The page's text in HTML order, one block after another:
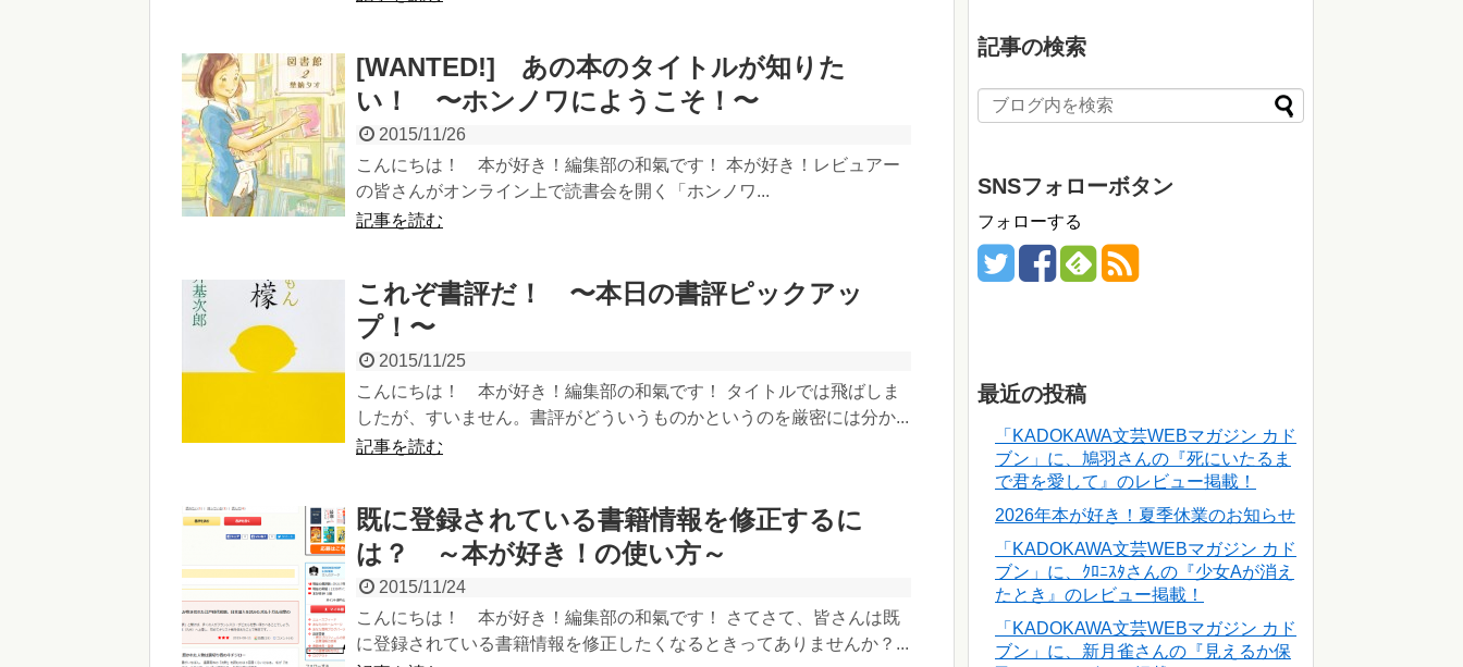
[WANTED!] あの本のタイトルが知りた
い！ 〜ホンノワにようこそ！〜
2015/11/26
こんにちは！ 本が好き！編集部の和氣です！ 本が好き！レビュアー
の皆さんがオンライン上で読書会を開く「ホンノワ...
記事を読む
これぞ書評だ！ 〜本日の書評ピックアッ
プ！〜
2015/11/25
こんにちは！ 本が好き！編集部の和氣です！ タイトルでは飛ばしま
したが、すいません。書評がどういうものかというのを厳密には分か...
記事を読む
既に登録されている書籍情報を修正するに
は？ ～本が好き！の使い方～
2015/11/24
こんにちは！ 本が好き！編集部の和氣です！ さてさて、皆さんは既
に登録されている書籍情報を修正したくなるときってありませんか？...
記事の検索
SNSフォローボタン
フォローする
最近の投稿
「KADOKAWA文芸WEBマガジン カド
ブン」に、鳩羽さんの『死にいたるま
で君を愛して』のレビュー掲載！
2026年本が好き！夏季休業のお知らせ
「KADOKAWA文芸WEBマガジン カド
ブン」に、ｸﾛﾆｽﾀさんの『少女Aが消え
たとき』のレビュー掲載！
「KADOKAWA文芸WEBマガジン カド
ブン」に、新月雀さんの『見えるか保